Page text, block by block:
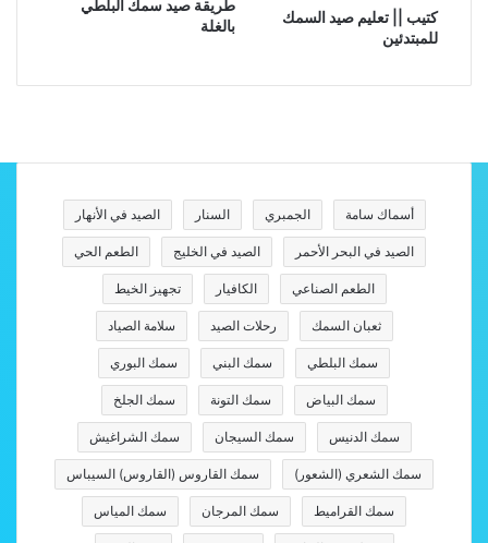
طريقة صيد سمك البلطي
بالغلة
كتيب || تعليم صيد السمك
للمبتدئين
أسماك سامة الجمبري السنار الصيد في الأنهار
الصيد في البحر الأحمر الصيد في الخليج الطعم الحي
الطعم الصناعي الكافيار تجهيز الخيط
ثعبان السمك رحلات الصيد سلامة الصياد
سمك البلطي سمك البني سمك البوري
سمك البياض سمك التونة سمك الجلخ
سمك الدنيس سمك السيجان سمك الشراغيش
سمك الشعري (الشعور) سمك القاروس (القاروس) السيباس
سمك القراميط سمك المرجان سمك المياس